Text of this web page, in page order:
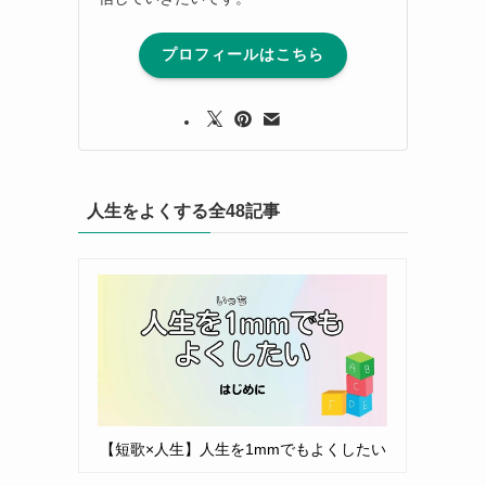
プロフィールはこちら
人生をよくする全48記事
【短歌×人生】人生を1mmでもよくしたい